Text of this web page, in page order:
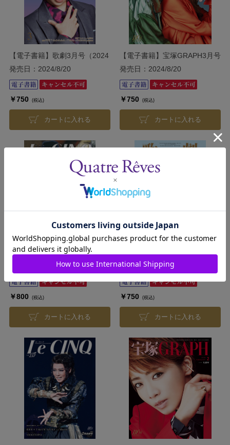
【電子書籍】歌劇3月号（2024
年）
発売日：2024/8/20
￥750 (税込)
カートに入れる
【電子書籍】宝塚GRAPH3月号
（2024年）
発売日：2024/8/20
￥750 (税込)
カートに入れる
【電子書籍】ル・サンク特別編
集『G.O.A.T』＜月組＞
発売日：2024/8/20
￥800 (税込)
カートに入れる
【電子書籍】歌劇2月号（2024
年）
発売日：2024/8/20
￥750 (税込)
カートに入れる